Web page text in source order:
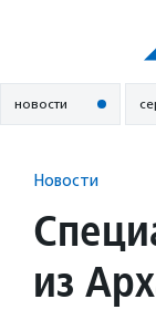
новости
Новости
из